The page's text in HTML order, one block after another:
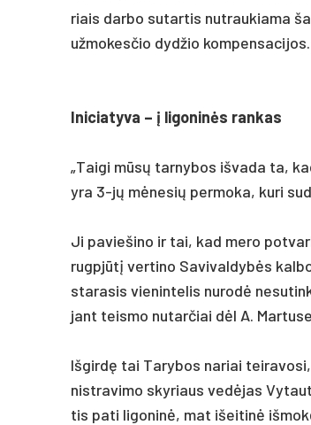
riais dar­bo su­tar­tis nu­trau­kia­ma
už­mo­kes­čio dyd­žio kom­pen­sa­ci­jos.
Ini­cia­ty­va – į li­go­ninės ran­kas
„Tai­gi mūsų tar­ny­bos iš­va­da ta,
yra 3-jų mėne­sių per­mo­ka, ku­ri
Ji pa­vie­ši­no ir tai, kad me­ro
rugpjūtį ver­ti­no Sa­vi­val­dybės
sta­ra­sis vie­nin­te­lis nu­rodė
jant teis­mo nu­tar­čiai dėl A.
Iš­girdę tai Ta­ry­bos na­riai
nist­ra­vi­mo sky­riaus vedė­jas
tis pa­ti li­go­ninė, mat išei­tinė